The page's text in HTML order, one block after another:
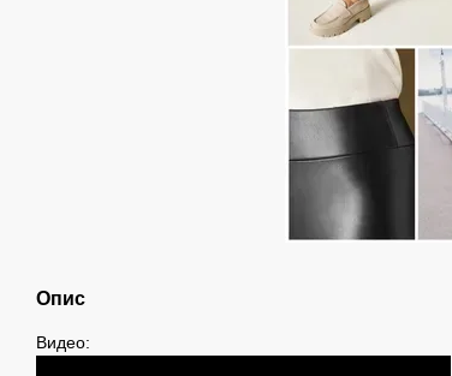
Опис
Видео: